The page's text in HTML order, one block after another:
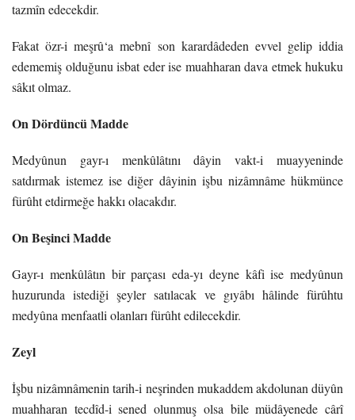
tazmîn edecekdir.
Fakat özr-i meşrû‘a mebnî son karardâdeden evvel gelip iddia
edememiş olduğunu isbat eder ise muahharan dava etmek hukuku
sâkıt olmaz.
On Dördüncü Madde
Medyûnun gayr-ı menkûlâtını dâyin vakt-i muayyeninde
satdırmak istemez ise diğer dâyinin işbu nizâmnâme hükmünce
fürûht etdirmeğe hakkı olacakdır.
On Beşinci Madde
Gayr-ı menkûlâtın bir parçası eda-yı deyne kâfi ise medyûnun
huzurunda istediği şeyler satılacak ve gıyâbı hâlinde fürûhtu
medyûna menfaatli olanları fürûht edilecekdir.
Zeyl
İşbu nizâmnâmenin tarih-i neşrinden mukaddem akdolunan düyûn
muahharan tecdîd-isened olunmuş olsa bile müdâyenede cârî